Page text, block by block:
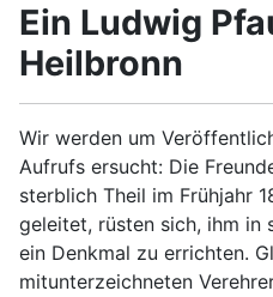
Ein Ludwig
Heilbronn
Wir werden um
Aufrufs ersucht: Die
sterblich Theil im Frühjahr
geleitet, rüsten sich, ihm in
ein Denkmal zu errichten.
mitunterzeichneten